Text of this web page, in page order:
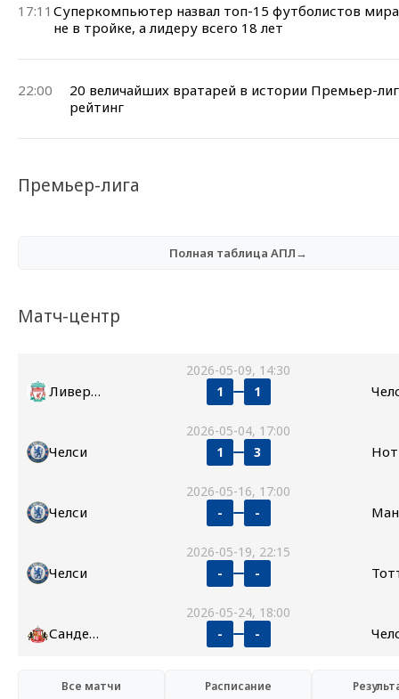
17:11 Суперкомпьютер назвал топ-15 футболистов
не в тройке, а лидеру всего 18 лет
22:00
20 величайших вратарей в истории Премьер-
рейтинг
Премьер-лига
Полная таблица АПЛ→
Матч-центр
2026-05-09, 14:30
Ливерпуль 1 1
2026-05-04, 17:00
Челси 1 3
2026-05-16, 17:00
Челси - -
2026-05-19, 22:15
Челси - -
2026-05-24, 18:00
Сандерленд - -
Все матчи Расписание